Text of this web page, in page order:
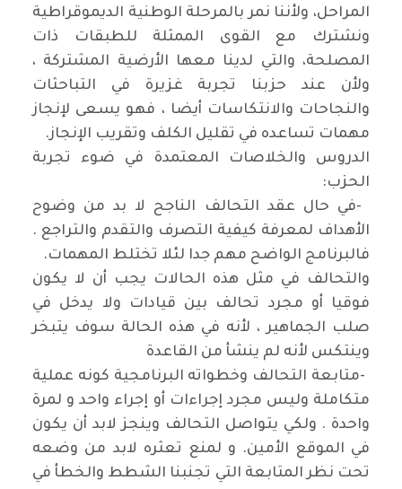
المراحل، ولأننا نمر بالمرحلة الوطنية الديموقراطية
ونشترك مع القوى الممثلة للطبقات ذات
المصلحة، والتي لدينا معها الأرضية المشتركة ،
ولأن عند حزبنا تجربة غزيرة في التباحثات
والنجاحات والانتكاسات أيضا ، فهو يسعى لإنجاز
مهمات تساعده في تقليل الكلف وتقريب الإنجاز.
الدروس والخلاصات المعتمدة في ضوء تجربة
الحزب:
-في حال عقد التحالف الناجح لا بد من وضوح
الأهداف لمعرفة كيفية التصرف والتقدم والتراجع .
فالبرنامج الواضح مهم جدا لئلا تختلط المهمات.
والتحالف في مثل هذه الحالات يجب أن لا يكون
فوقيا أو مجرد تحالف بين قيادات ولا يدخل في
صلب الجماهير ، لأنه في هذه الحالة سوف يتبخر
وينتكس لأنه لم ينشأ من القاعدة
-متابعة التحالف وخطواته البرنامجية كونه عملية
متكاملة وليس مجرد إجراءات أو إجراء واحد و لمرة
واحدة . ولكي يتواصل التحالف وينجز لابد أن يكون
في الموقع الأمين. و لمنع تعثره لابد من وضعه
تحت نظر المتابعة التي تجنبنا الشطط والخطأ في